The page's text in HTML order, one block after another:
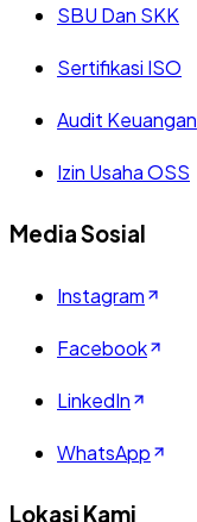
SBU Dan SKK
Sertifikasi ISO
Audit Keuangan
Izin Usaha OSS
Media Sosial
Instagram
Facebook
LinkedIn
WhatsApp
Lokasi Kami